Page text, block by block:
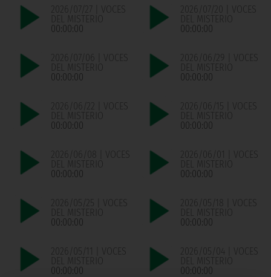
2026/07/27 | VOCES
DEL MISTERIO
00:00:00
2026/07/20 | VOCES
DEL MISTERIO
00:00:00
2026/07/06 | VOCES
DEL MISTERIO
00:00:00
2026/06/29 | VOCES
DEL MISTERIO
00:00:00
2026/06/22 | VOCES
DEL MISTERIO
00:00:00
2026/06/15 | VOCES
DEL MISTERIO
00:00:00
2026/06/08 | VOCES
DEL MISTERIO
00:00:00
2026/06/01 | VOCES
DEL MISTERIO
00:00:00
2026/05/25 | VOCES
DEL MISTERIO
00:00:00
2026/05/18 | VOCES
DEL MISTERIO
00:00:00
2026/05/11 | VOCES
DEL MISTERIO
00:00:00
2026/05/04 | VOCES
DEL MISTERIO
00:00:00